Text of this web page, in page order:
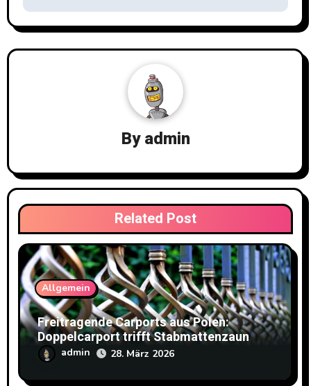
Byadmin
Related Post
Allgemein
Freitragende Carports aus Polen:
Doppelcarport trifft Stabmattenzaun
admin 28. März 2026